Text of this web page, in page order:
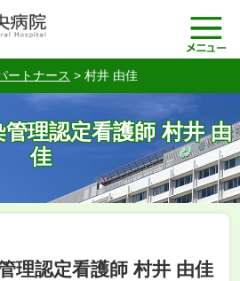
ートナース > 村井 由佳
理認定看護師 村井 由
佳
理認定看護師 村井 由佳